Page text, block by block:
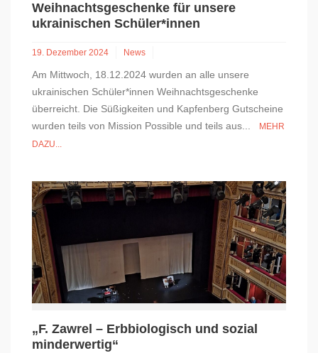
Weihnachtsgeschenke für unsere
ukrainischen Schüler*innen
19. Dezember 2024 News
Am Mittwoch, 18.12.2024 wurden an alle unsere
ukrainischen Schüler*innen Weihnachtsgeschenke
überreicht. Die Süßigkeiten und Kapfenberg Gutscheine
wurden teils von Mission Possible und teils aus...
MEHR
DAZU...
„F. Zawrel – Erbbiologisch und sozial
minderwertig“